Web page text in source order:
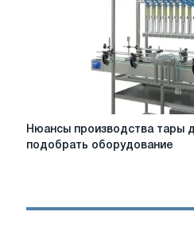
Нюансы
производства
как
Нюансы производства тары
подобрать оборудование